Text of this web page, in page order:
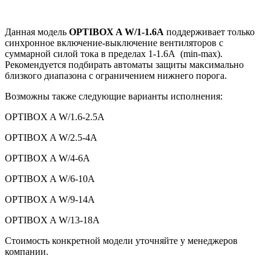
Данная модель OPTIBOX A W/1-1.6A поддерживает только
синхронное включение-выключение вентиляторов с
суммарной силой тока в пределах 1-1.6А (min-max).
Рекомендуется подбирать автоматы защиты максимально
близкого диапазона с ограничением нижнего порога.
Возможны также следующие варианты исполнения:
OPTIBOX A W/1.6-2.5А
OPTIBOX A W/2.5-4А
OPTIBOX A W/4-6А
OPTIBOX A W/6-10А
OPTIBOX A W/9-14А
OPTIBOX A W/13-18А
Стоимость конкретной модели уточняйте у менеджеров
компании.